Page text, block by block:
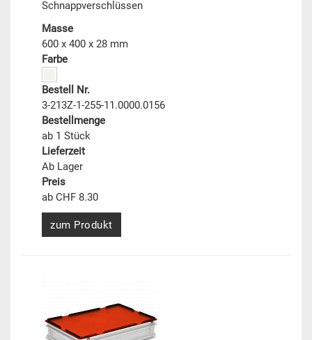
Schnappverschlüssen
Masse
600 x 400 x 28 mm
Farbe
Bestell Nr.
3-213Z-1-255-11.0000.0156
Bestellmenge
ab 1 Stück
Lieferzeit
Ab Lager
Preis
ab CHF 8.30
zum Produkt